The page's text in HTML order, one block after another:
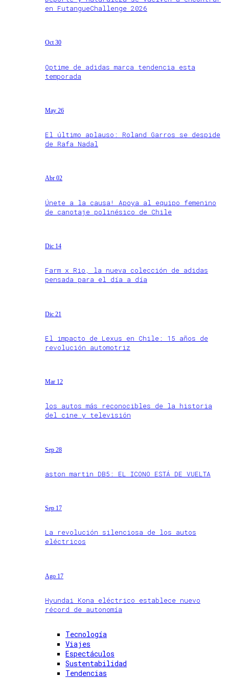
en FutangueChallenge 2026
Oct 30
Optime de adidas marca tendencia esta
temporada
May 26
El último aplauso: Roland Garros se despide
de Rafa Nadal
Abr 02
Únete a la causa! Apoya al equipo femenino
de canotaje polinésico de Chile
Dic 14
Farm x Rio, la nueva colección de adidas
pensada para el día a día
Dic 21
El impacto de Lexus en Chile: 15 años de
revolución automotriz
Mar 12
los autos más reconocibles de la historia
del cine y televisión
Sep 28
aston martin DB5: EL ICONO ESTÁ DE VUELTA
Sep 17
La revolución silenciosa de los autos
eléctricos
Ago 17
Hyundai Kona eléctrico establece nuevo
récord de autonomía
Tecnología
Viajes
Espectáculos
Sustentabilidad
Tendencias